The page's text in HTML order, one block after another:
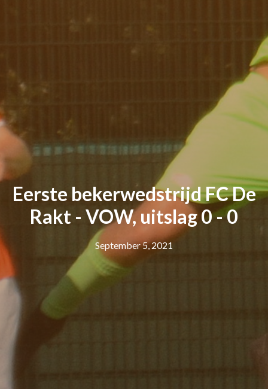
Eerste bekerwedstrijd FC De
Rakt - VOW, uitslag 0 - 0
September 5, 2021